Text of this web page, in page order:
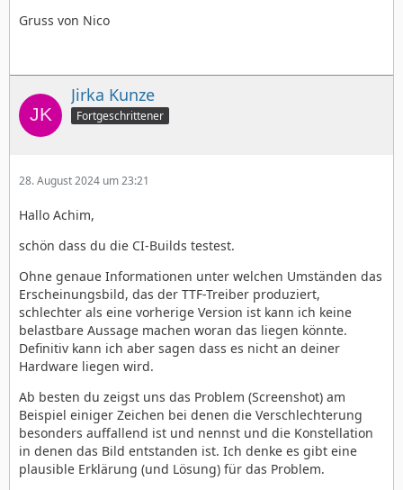
Gruss von Nico
Jirka Kunze
Fortgeschrittener
28. August 2024 um 23:21
Hallo Achim,
schön dass du die CI-Builds testest.
Ohne genaue Informationen unter welchen Umständen das
Erscheinungsbild, das der TTF-Treiber produziert,
schlechter als eine vorherige Version ist kann ich keine
belastbare Aussage machen woran das liegen könnte.
Definitiv kann ich aber sagen dass es nicht an deiner
Hardware liegen wird.
Ab besten du zeigst uns das Problem (Screenshot) am
Beispiel einiger Zeichen bei denen die Verschlechterung
besonders auffallend ist und nennst und die Konstellation
in denen das Bild entstanden ist. Ich denke es gibt eine
plausible Erklärung (und Lösung) für das Problem.